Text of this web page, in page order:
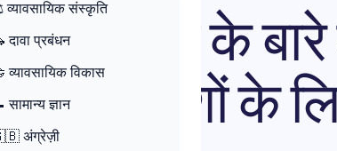
व्यावसायिक संस्कृति
दावा प्रबंधन
व्यावसायिक विकास
सामान्य ज्ञान
अंग्रेज़ी
के
निवेशों के